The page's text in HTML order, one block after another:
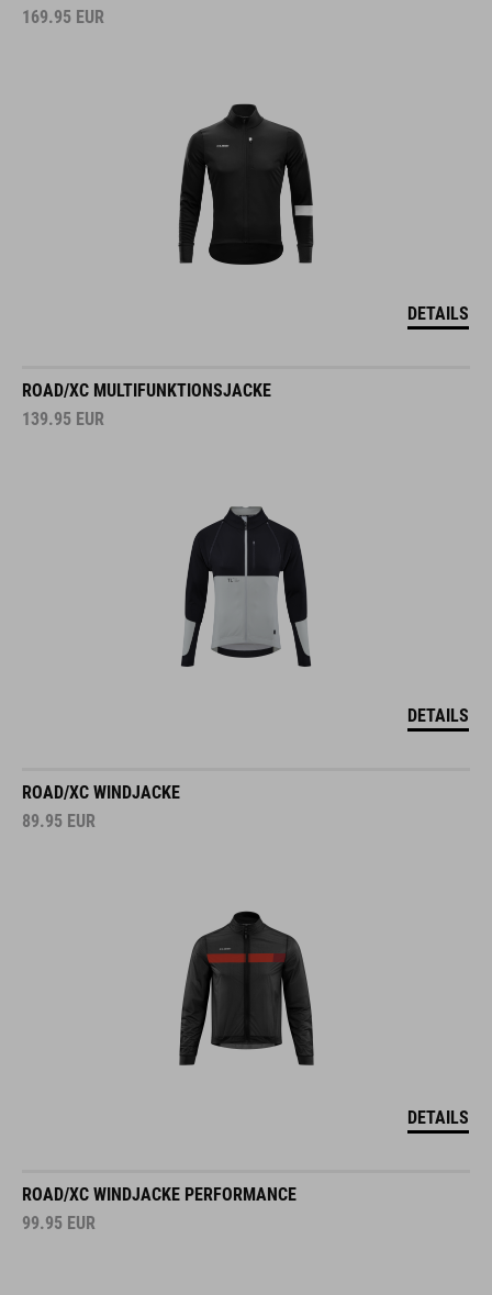
169.95 EUR
DETAILS
ROAD/XC MULTIFUNKTIONSJACKE
139.95 EUR
DETAILS
ROAD/XC WINDJACKE
89.95 EUR
DETAILS
ROAD/XC WINDJACKE PERFORMANCE
99.95 EUR